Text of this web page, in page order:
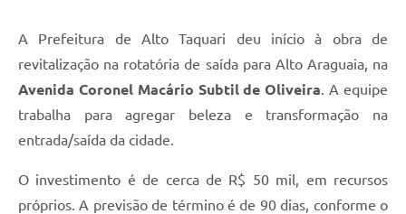
A Prefeitura de Alto Taquari deu início à obra de
revitalização na rotatória de saída para Alto Araguaia, na
Avenida Coronel Macário Subtil de Oliveira . A equipe
trabalha para agregar beleza e transformação na
entrada/saída da cidade.
O investimento é de cerca de R$ 50 mil, em recursos
próprios. A previsão de término é de 90 dias, conforme o